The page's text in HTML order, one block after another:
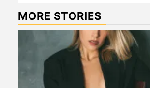
MORE STORIES